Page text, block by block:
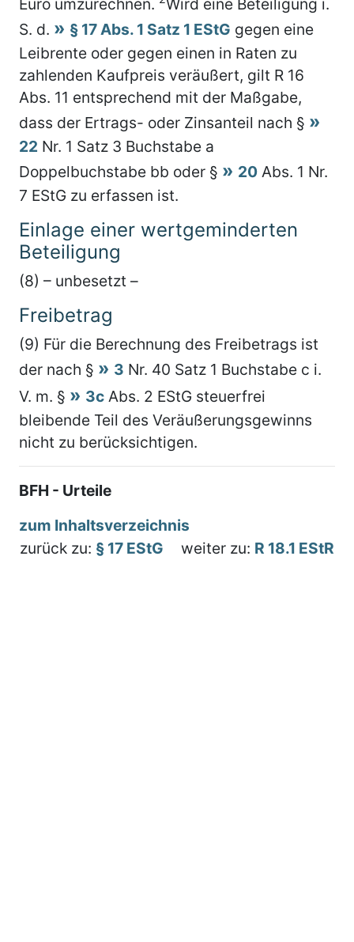
S. d.
§ 17 Abs. 1 Satz 1 EStG gegen eine
Leibrente oder gegen einen in Raten zu
zahlenden Kaufpreis veräußert, gilt R 16
Abs. 11 entsprechend mit der Maßgabe,
dass der Ertrags- oder Zinsanteil nach §
22 Nr. 1 Satz 3 Buchstabe a
Doppelbuchstabe bb oder §
20 Abs. 1 Nr.
7 EStG zu erfassen ist.
Einlage einer wertgeminderten
Beteiligung
(8) – unbesetzt –
Freibetrag
(9) Für die Berechnung des Freibetrags ist
der nach §
3 Nr. 40 Satz 1 Buchstabe c i.
V. m. §
3c Abs. 2 EStG steuerfrei
bleibende Teil des Veräußerungsgewinns
nicht zu berücksichtigen.
BFH - Urteile
zum Inhaltsverzeichnis
zurück zu: § 17 EStG weiter zu: R 18.1 EStR